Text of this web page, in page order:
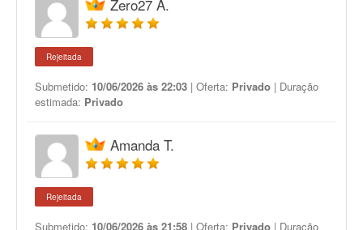
Zero27 A.
Rejeitada
Submetido: 10/06/2026 às 22:03 | Oferta: Privado | Duração
estimada: Privado
Amanda T.
Rejeitada
Submetido: 10/06/2026 às 21:58 | Oferta: Privado | Duração